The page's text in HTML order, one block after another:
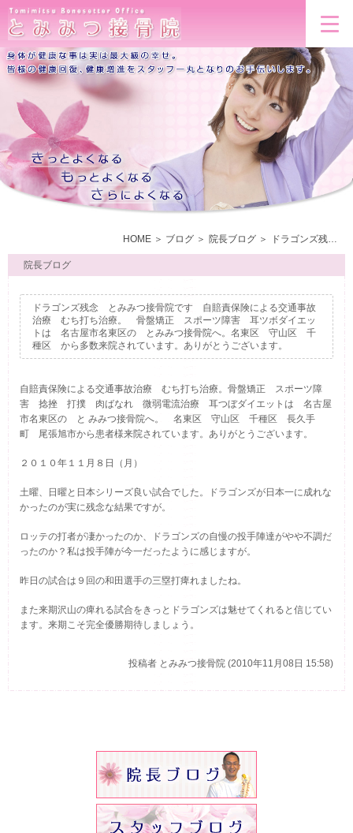
HOME ブログ 院長ブログ ドラゴンズ残念 とみみつ接骨院です 自賠責保険による交通事故治療 むち打ち治療。 骨盤矯正 スポーツ障害 耳ツボダイエットは 名古屋市名東区の とみみつ接骨院へ。名東区 守山区 千種区 から多数来院されています。ありがとうございます。
院長ブログ
ドラゴンズ残念 とみみつ接骨院です 自賠責保険による交通事故
治療 むち打ち治療。 骨盤矯正 スポーツ障害 耳ツボダイエッ
トは 名古屋市名東区の とみみつ接骨院へ。名東区 守山区 千
種区 から多数来院されています。ありがとうございます。
自賠責保険による交通事故治療 むち打ち治療。骨盤矯正 スポーツ障
害 捻挫 打撲 肉ばなれ 微弱電流治療 耳つぼダイエットは 名古屋
市名東区の と みみつ接骨院へ。 名東区 守山区 千種区 長久手
町 尾張旭市から患者様来院されています。ありがとうございます。
２０１０年１１月８日（ 月 ）
土曜、日曜と日本シリーズ良い試合でした。ドラゴンズが日本一に成れな
かったのが実に残念な結果ですが。
ロッテの打者が凄かったのか、ドラゴンズの自慢の投手陣達がやや不調だ
ったのか？私は投手陣が今一だったように感じますが。
昨日の試合は９回の和田選手の三塁打痺れましたね。
また来期沢山の痺れる試合をきっとドラゴンズは魅せてくれると信じてい
ます。来期こそ完全優勝期待しましょう。
投稿者 とみみつ接骨院 (2010年11月08日 15:58)